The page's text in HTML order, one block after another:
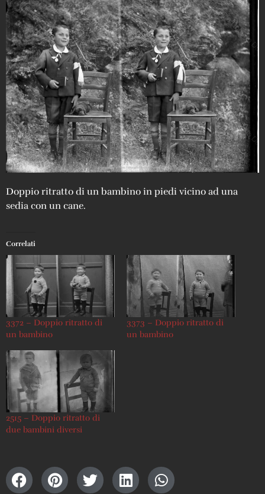
Doppio ritratto di un bambino in piedi vicino ad una
sedia con un cane.
Correlati
3372 – Doppio ritratto di
un bambino
3373 – Doppio ritratto di
un bambino
2515 – Doppio ritratto di
due bambini diversi